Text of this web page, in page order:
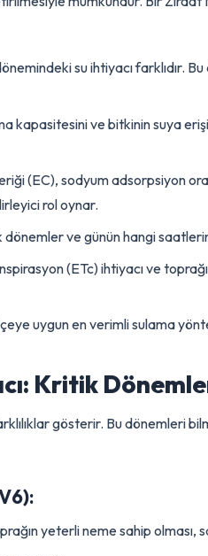
Alınması
dönemindeki su ihtiyacı
su tutma kapasitesini ve bitkinin
içeriği (EC), sodyum
belirleyici rol oynar.
dönemler ve günün hangi
(ETc) ihtiyacı ve
bütçeye uygun en verimli
Kritik
farklılıklar gösterir. Bu